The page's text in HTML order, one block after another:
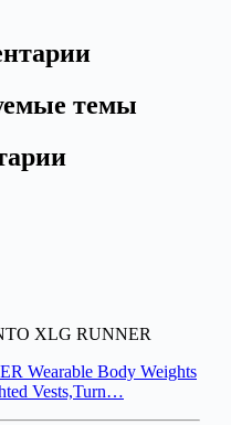
темы
XLG RUNNER
Wearable Body Weights
Vests,Turn…